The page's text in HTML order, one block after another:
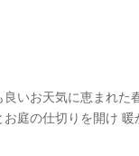
いお天気に恵まれ
庭の仕切りを開け